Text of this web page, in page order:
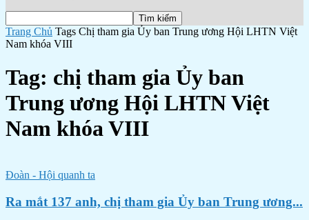
Trang Chủ Tags Chị tham gia Ủy ban Trung ương Hội LHTN Việt
Nam khóa VIII
Tag: chị tham gia Ủy ban
Trung ương Hội LHTN Việt
Nam khóa VIII
Đoàn - Hội quanh ta
Ra mắt 137 anh, chị tham gia Ủy ban Trung ương...